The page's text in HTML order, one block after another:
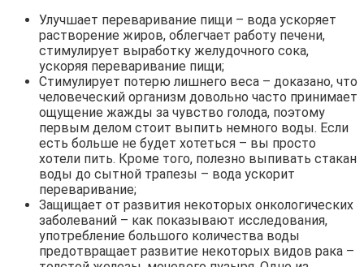
Улучшает переваривание пищи – вода ускоряет
растворение жиров, облегчает работу печени,
стимулирует выработку желудочного сока,
ускоряя переваривание пищи;
Стимулирует потерю лишнего веса – доказано, что
человеческий организм довольно часто принимает
ощущение жажды за чувство голода, поэтому
первым делом стоит выпить немного воды. Если
есть больше не будет хотеться – вы просто
хотели пить. Кроме того, полезно выпивать стакан
воды до сытной трапезы – вода ускорит
переваривание;
Защищает от развития некоторых онкологических
заболеваний – как показывают исследования,
употребление большого количества воды
предотвращает развитие некоторых видов рака –